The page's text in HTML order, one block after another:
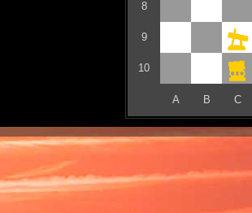
8
9
10
A B C